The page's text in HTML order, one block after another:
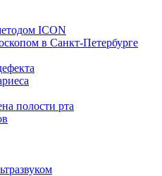
ICON
в Санкт-Петербурге
полости рта